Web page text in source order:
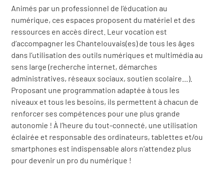
Animés par un professionnel de l’éducation au
numérique, ces espaces proposent du matériel et des
ressources en accès direct. Leur vocation est
d’accompagner les Chantelouvais(es) de tous les âges
dans l’utilisation des outils numériques et multimédia au
sens large (recherche internet, démarches
administratives, réseaux sociaux, soutien scolaire…).
Proposant une programmation adaptée à tous les
niveaux et tous les besoins, ils permettent à chacun de
renforcer ses compétences pour une plus grande
autonomie ! À l’heure du tout-connecté, une utilisation
éclairée et responsable des ordinateurs, tablettes et/ou
smartphones est indispensable alors n’attendez plus
pour devenir un pro du numérique !